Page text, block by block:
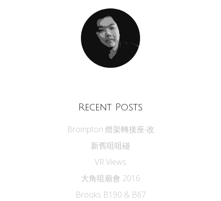
Recent Posts
Brompton 燈架轉接座‧改
新舊咀咀碰
VR Views
大角咀廟會 2016
Brooks B190 & B67